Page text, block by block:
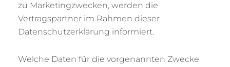
zu Marketingzwecken, werden die
Vertragspartner im Rahmen dieser
Datenschutzerklärung informiert.
Welche Daten für die vorgenannten Zwecke